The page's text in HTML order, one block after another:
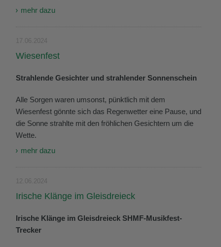
mehr dazu
17.06.2024
Wiesenfest
Strahlende Gesichter und strahlender Sonnenschein
Alle Sorgen waren umsonst, pünktlich mit dem
Wiesenfest gönnte sich das Regenwetter eine Pause, und
die Sonne strahlte mit den fröhlichen Gesichtern um die
Wette.
mehr dazu
12.06.2024
Irische Klänge im Gleisdreieck
Irische Klänge im Gleisdreieck SHMF-Musikfest-
Trecker